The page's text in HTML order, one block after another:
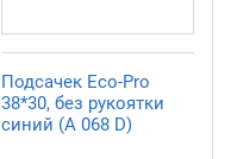
Подсачек Eco-Pro
38*30, без рукоятки
синий (А 068 D)